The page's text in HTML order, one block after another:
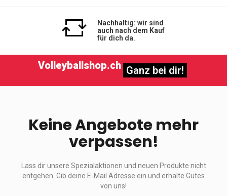
Nachhaltig: wir sind
auch nach dem Kauf
für dich da.
Volleyballshop.ch Ganz bei dir!
Keine Angebote mehr
verpassen!
Lass dir unsere Spezialaktionen und neuen Produkte nicht
entgehen. Gib deine E-Mail Adresse ein und erhalte Gutes
von uns!